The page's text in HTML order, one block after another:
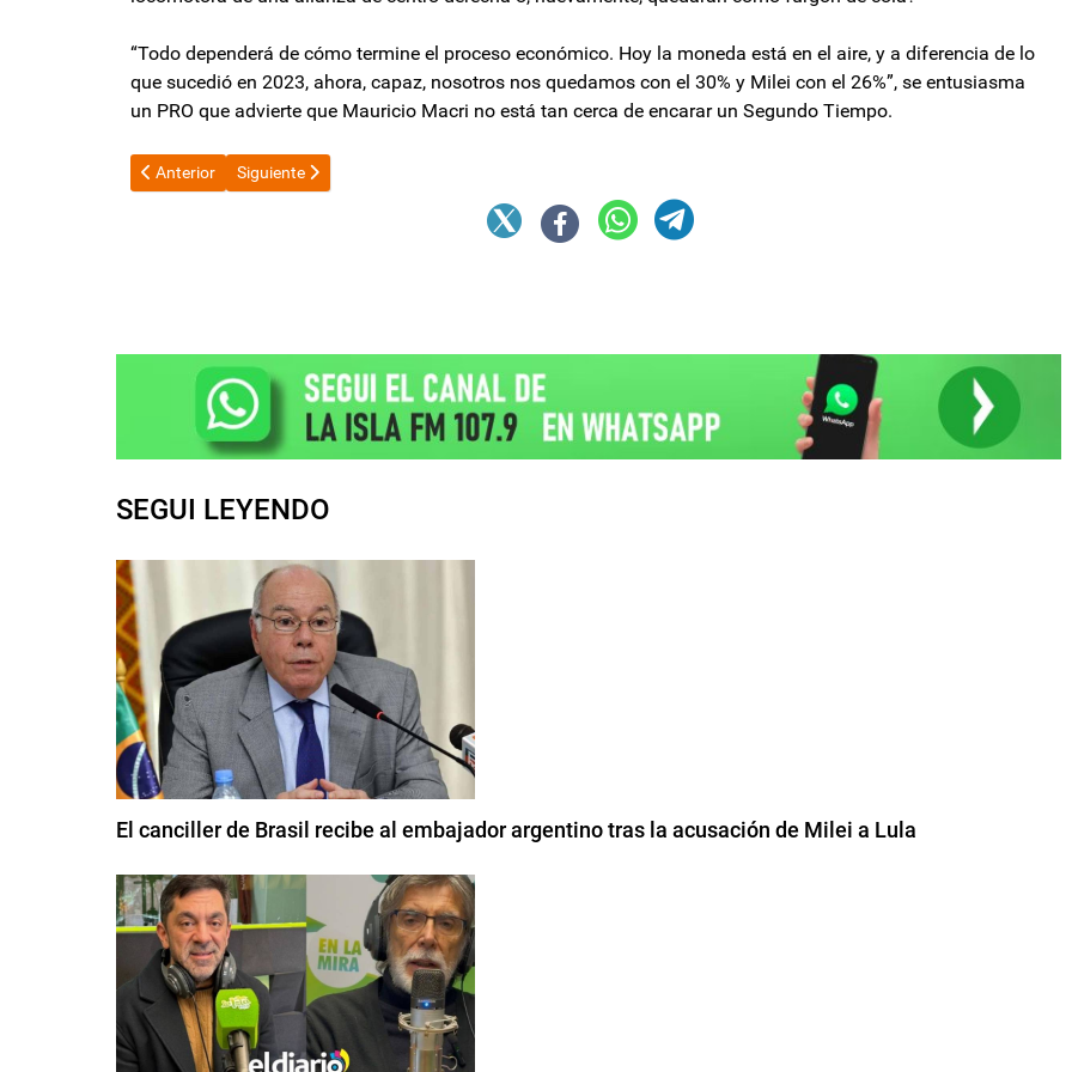
“Todo dependerá de cómo termine el proceso económico. Hoy la moneda está en el aire, y a diferencia de lo
que sucedió en 2023, ahora, capaz, nosotros nos quedamos con el 30% y Milei con el 26%”, se entusiasma
un PRO que advierte que Mauricio Macri no está tan cerca de encarar un Segundo Tiempo.
Artículo anterior: Javier Milei habilitó los duty free en fronteras terrestres: qué podrán comprar los turistas
Anterior Artículo siguiente: El Gobernador participó de la Convención Anual de CAMARCO y destacó las obras estratégicas
Siguiente
SEGUI LEYENDO
El canciller de Brasil recibe al embajador argentino tras la acusación de Milei a Lula